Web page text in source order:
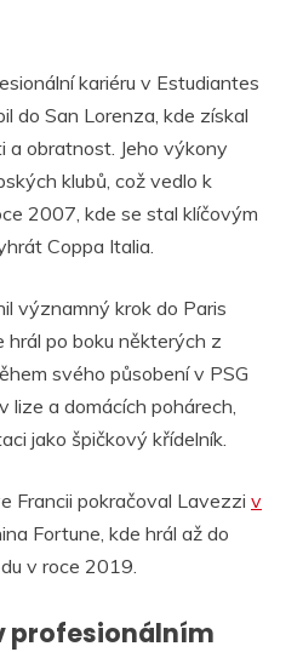
kariéru v Estudiantes
do San Lorenza, kde získal
a obratnost. Jeho výkony
klubů, což vedlo k
2007, kde se stal klíčovým
Coppa Italia.
významný krok do Paris
hrál po boku některých z
svého působení v PSG
lize a domácích pohárech,
jako špičkový křídelník.
Francii pokračoval Lavezzi v
Fortune, kde hrál až do
v roce 2019.
profesionálním